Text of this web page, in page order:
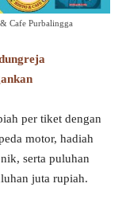
Cafe Purbalingga
per tiket dengan
motor, hadiah
serta puluhan
juta rupiah.